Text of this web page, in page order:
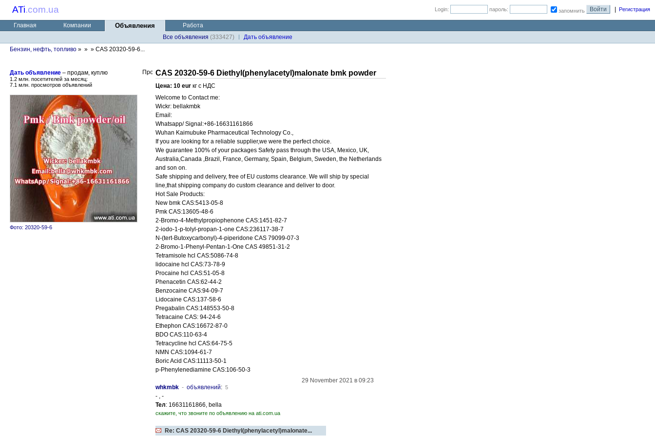
ATi.com.ua Login: пароль: запомнить Регистрация
Главная Компании Объявления
Работа
Все объявления (333427)
Дaть объявление
Бензин, нефть, топливо » » » CAS 20320-59-6...
Дать объявление – продам, куплю
1.2 млн. посетителей за месяц:
7.1 млн. просмотров объявлений
Фото: 20320-59-6
CAS 20320-59-6 Diethyl(phenylacetyl)malonate bmk powder
Цена: 10 eur кг с НДС
Welcome to Contact me:
Wickr: bellakmbk
Email:
Whatsapp/ Signal:+86-16631161866
Wuhan Kaimubuke Pharmaceutical Technology Co.,
If you are looking for a reliable supplier,we were the perfect choice.
We guarantee 100% of your packages Safety pass through the USA, Mexico, UK,
Australia,Canada ,Brazil, France, Germany, Spain, Belgium, Sweden, the Netherlands
and son on.
Safe shipping and delivery, free of EU customs clearance. We will ship by special
line,that shipping company do custom clearance and deliver to door.
Hot Sale Products:
New bmk CAS:5413-05-8
Pmk CAS:13605-48-6
2-Bromo-4-Methylpropiophenone CAS:1451-82-7
2-iodo-1-p-tolyl-propan-1-one CAS:236117-38-7
N-(tert-Butoxycarbonyl)-4-piperidone CAS 79099-07-3
2-Bromo-1-Phenyl-Pentan-1-One CAS 49851-31-2
Tetramisole hcl CAS:5086-74-8
lidocaine hcl CAS:73-78-9
Procaine hcl CAS:51-05-8
Phenacetin CAS:62-44-2
Benzocaine CAS:94-09-7
Lidocaine CAS:137-58-6
Pregabalin CAS:148553-50-8
Tetracaine CAS: 94-24-6
Ethephon CAS:16672-87-0
BDO CAS:110-63-4
Tetracycline hcl CAS:64-75-5
NMN CAS:1094-61-7
Boric Acid CAS:11113-50-1
p-Phenylenediamine CAS:106-50-3
29 November 2021 в 09:23
whkmbk - объявлений: 5
- , -
Тел: 16631161866, bella
скажите, что звоните по объявлению на ati.com.ua
Re: CAS 20320-59-6 Diethyl(phenylacetyl)malonate...